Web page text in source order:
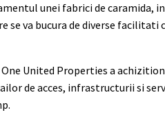
unei fabrici de caramida,
va bucura de diverse facilitati
United Properties a
de acces, infrastructurii si